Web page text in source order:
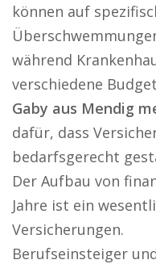
können auf
während
verschiedene
Gaby aus Mendig
dafür, dass
bedarfsgerecht
Der Aufbau von
Jahre ist ein
Versicherungen.
Berufseinsteiger